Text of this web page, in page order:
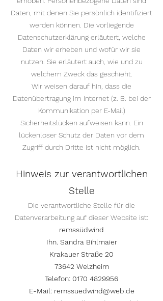
Daten, mit denen Sie persönlich identifiziert
werden können. Die vorliegende
Datenschutzerklärung erläutert, welche
Daten wir erheben und wofür wir sie
nutzen. Sie erläutert auch, wie und zu
welchem Zweck das geschieht.
Wir weisen darauf hin, dass die
Datenübertragung im Internet (z. B. bei der
Kommunikation per E-Mail)
Sicherheitslücken aufweisen kann. Ein
lückenloser Schutz der Daten vor dem
Zugriff durch Dritte ist nicht möglich.
Hinweis zur verantwortlichen
Stelle
Die verantwortliche Stelle für die
Datenverarbeitung auf dieser Website ist:
remssüdwind
Ihn. Sandra Bihlmaier
Krakauer Straße 20
73642 Welzheim
Telefon: 0170 4829956
E-Mail: remssuedwind@web.de